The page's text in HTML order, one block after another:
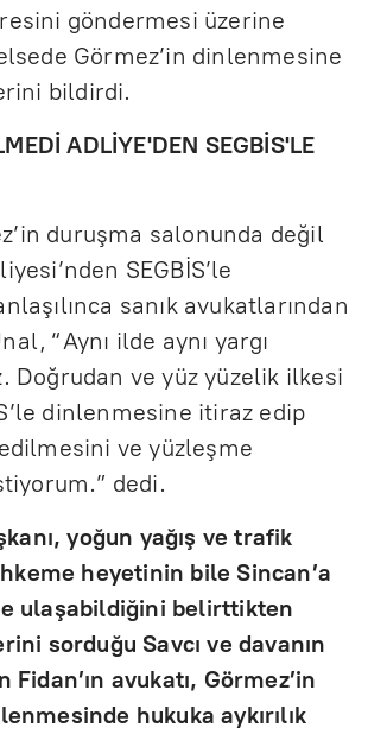
göndermesi üzerine
Görmez’in dinlenmesine
bildirdi.
ADLİYE'DEN SEGBİS'LE
duruşma salonunda değil
SEGBİS’le
sanık avukatlarından
“Aynı ilde aynı yargı
Doğrudan ve yüz yüzelik ilkesi
dinlenmesine itiraz edip
ve yüzleşme
dedi.
yoğun yağış ve trafik
heyetinin bile Sincan’a
ulaşabildiğini belirttikten
sorduğu Savcı ve davanın
Fidan’ın avukatı, Görmez’in
hukuka aykırılık